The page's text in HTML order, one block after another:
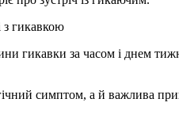
гикавки за часом і днем
симптом, а й важлива